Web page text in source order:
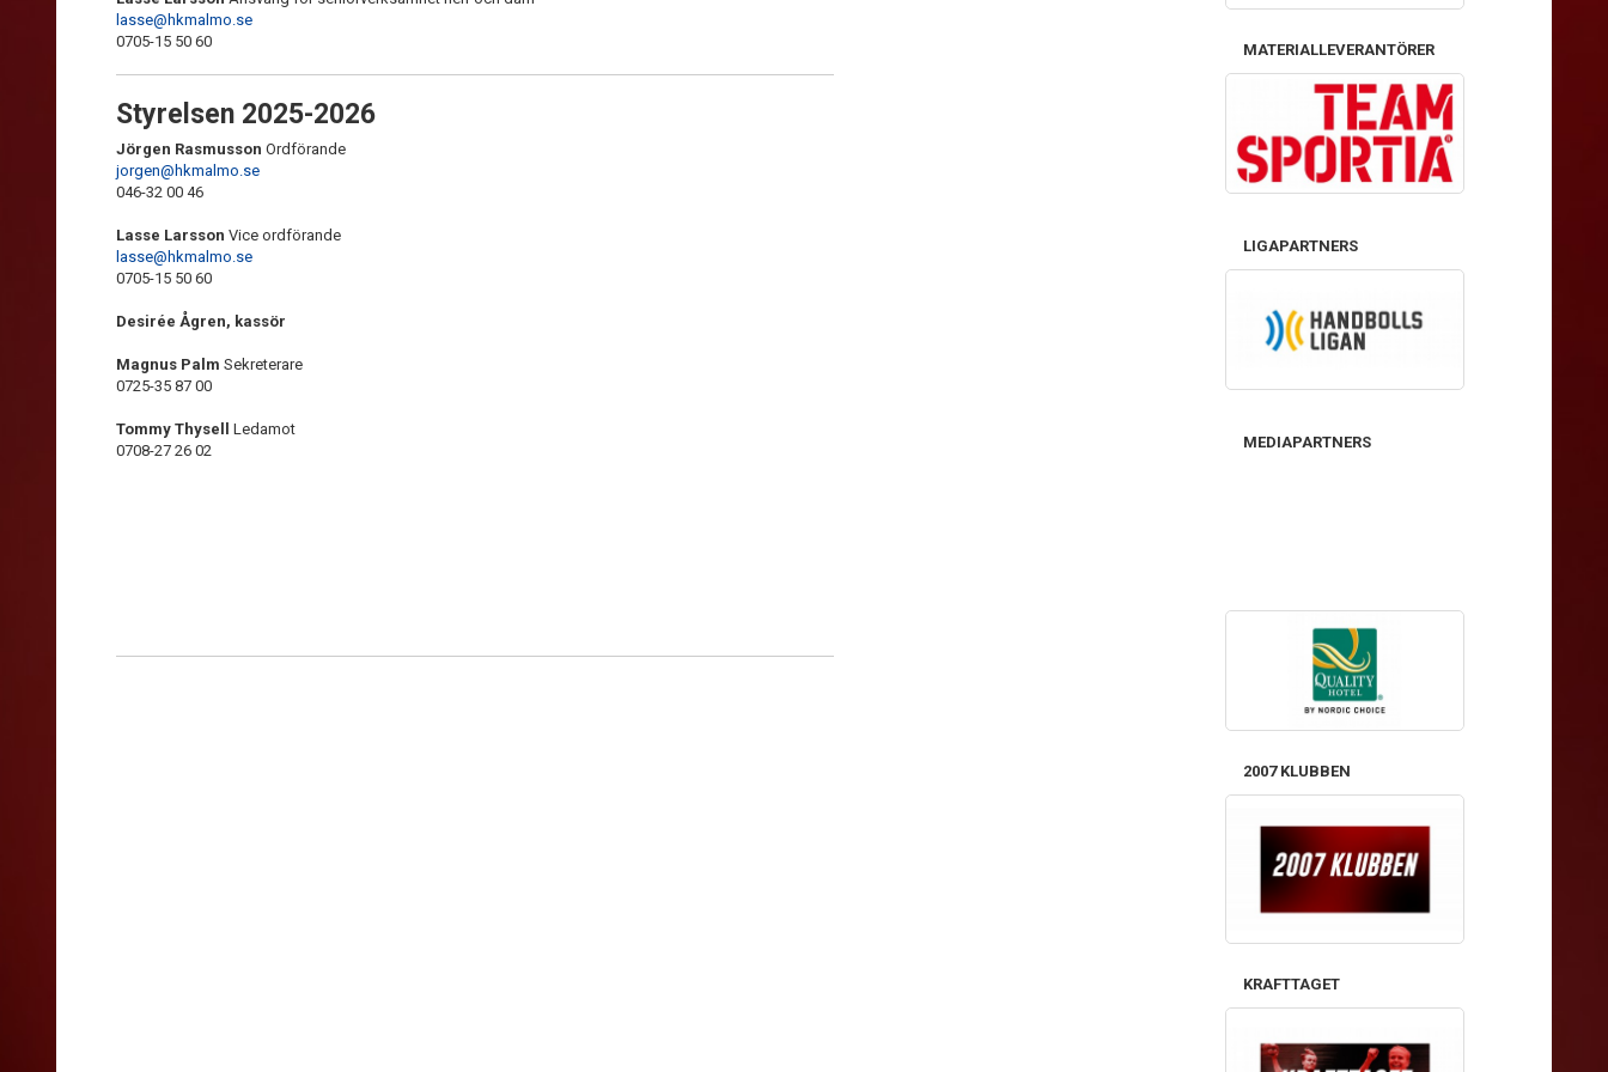
lasse@hkmalmo.se
0705-15 50 60
Styrelsen 2025-2026
Jörgen Rasmusson Ordförande
jorgen@hkmalmo.se
046-32 00 46
Lasse Larsson Vice ordförande
lasse@hkmalmo.se
0705-15 50 60
Desirée Ågren, kassör
Magnus Palm Sekreterare
0725-35 87 00
Tommy Thysell
Ledamot
0708-27 26 02
MATERIALLEVERANTÖRER
LIGAPARTNERS
MEDIAPARTNERS
2007 KLUBBEN
KRAFTTAGET